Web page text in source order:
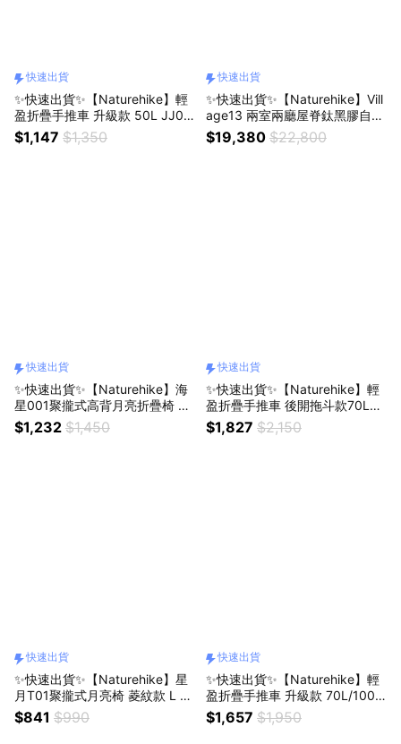
快速出貨
✨快速出貨✨【Naturehike】輕
盈折疊手推車 升級款 50L JJ01
2 (2色/戶外/露營/裝備/折疊/露
營推車/手拉車/拖車/收納車/裝備
$1,147 $1,350
快速出貨
✨快速出貨✨【Naturehike】Vill
age13 兩室兩廳屋脊鈦黑膠自動
帳篷3-4人 旗艦款 ZP004(戶外/
露營/Village13/鈦黑膠/兩室兩
$19,380 $22,800
快速出貨
✨快速出貨✨【Naturehike】海
星001聚攏式高背月亮折疊椅 JJ
020 (2色/二段/戶外/露營/野餐/
居家/折疊椅/休閒椅/月亮椅/便
$1,232 $1,450
快速出貨
✨快速出貨✨【Naturehike】輕
盈折疊手推車 後開拖斗款70L+5
0L/100L+50L JJ012 (2色/戶外/
露營/裝備/折疊/露營推車/手拉
$1,827 $2,150
快速出貨
✨快速出貨✨【Naturehike】星
月T01聚攏式月亮椅 菱紋款 L 13
002 (3色/戶外/露營/露營椅/月
亮椅/靠背椅/沙灘椅/折疊椅/速
$841 $990
快速出貨
✨快速出貨✨【Naturehike】輕
盈折疊手推車 升級款 70L/100L
JJ012 (2色/戶外/露營/裝備/折
疊/露營推車/手拉車/拖車/收納
$1,657 $1,950